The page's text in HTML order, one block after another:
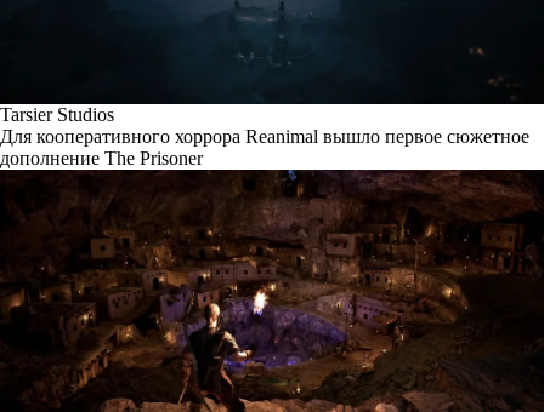
Tarsier Studios
Для кооперативного хоррора Reanimal вышло первое сюжетное
дополнение The Prisoner